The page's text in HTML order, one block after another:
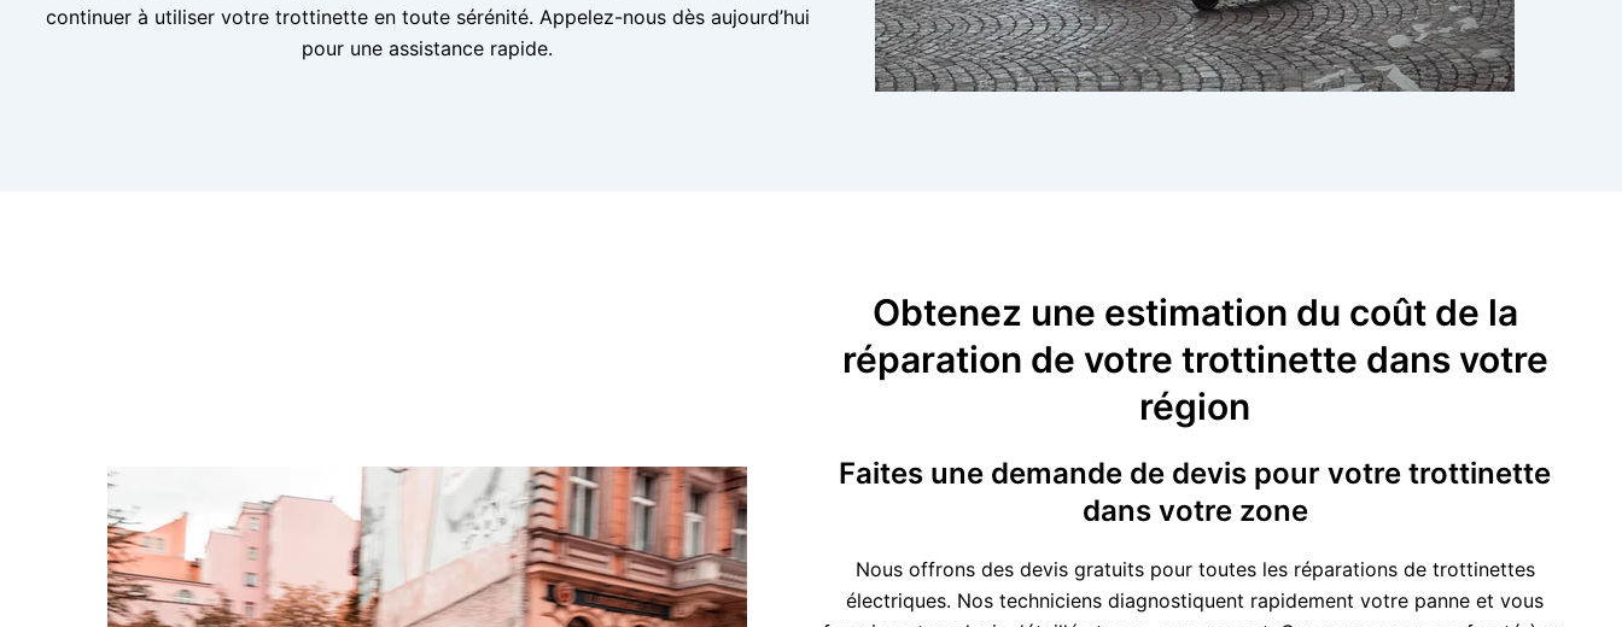
continuer à utiliser votre trottinette en toute sérénité. Appelez-nous dès aujourd’hui
pour une assistance rapide.
Obtenez une estimation du coût de la
réparation de votre trottinette dans votre
région
Faites une demande de devis pour votre trottinette
dans votre zone
Nous offrons des devis gratuits pour toutes les réparations de trottinettes
électriques. Nos techniciens diagnostiquent rapidement votre panne et vous